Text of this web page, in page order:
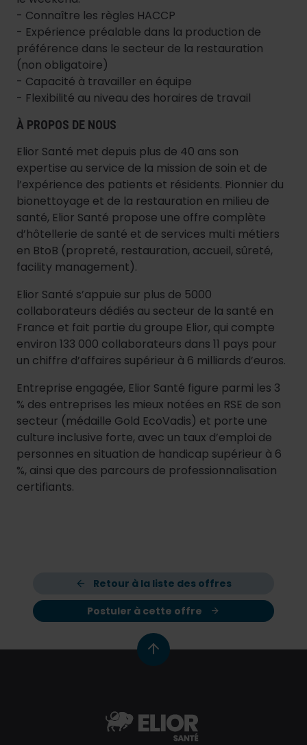
- Connaître les règles HACCP
- Expérience préalable dans la production de
préférence dans le secteur de la restauration
(non obligatoire)
- Capacité à travailler en équipe
- Flexibilité au niveau des horaires de travail
À PROPOS DE NOUS
Elior Santé met depuis plus de 40 ans son
expertise au service de la mission de soin et de
l’expérience des patients et résidents. Pionnier du
bionettoyage et de la restauration en milieu de
santé, Elior Santé propose une offre complète
d’hôtellerie de santé et de services multi métiers
en BtoB (propreté, restauration, accueil, sûreté,
facility management).
Elior Santé s’appuie sur plus de 5000
collaborateurs dédiés au secteur de la santé en
France et fait partie du groupe Elior, qui compte
environ 133 000 collaborateurs dans 11 pays pour
un chiffre d’affaires supérieur à 6 milliards d’euros.
Entreprise engagée, Elior Santé figure parmi les 3
% des entreprises les mieux notées en RSE de son
secteur (médaille Gold EcoVadis) et porte une
culture inclusive forte, avec un taux d’emploi de
personnes en situation de handicap supérieur à 6
%, ainsi que des parcours de professionnalisation
certifiants.
Retour à la liste des offres
Postuler à cette offre